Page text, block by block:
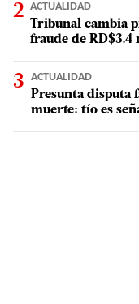
ACTUALIDAD
Tribunal cambia
fraude de
ACTUALIDAD
Presunta disputa
muerte: tío es